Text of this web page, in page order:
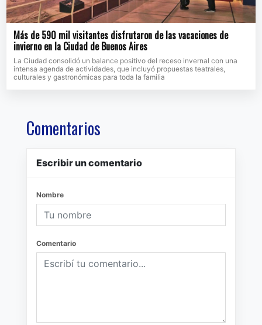
Más de 590 mil visitantes disfrutaron de las vacaciones de
invierno en la Ciudad de Buenos Aires
La Ciudad consolidó un balance positivo del receso invernal con una
intensa agenda de actividades, que incluyó propuestas teatrales,
culturales y gastronómicas para toda la familia
Comentarios
Escribir un comentario
Nombre
Comentario